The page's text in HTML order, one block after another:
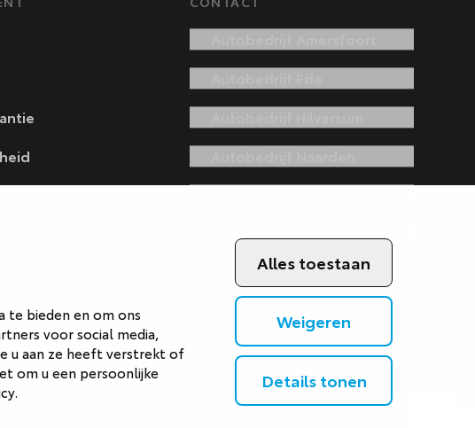
te bieden en om ons
voor social media,
u aan ze heeft verstrekt of
om u een persoonlijke
.
Alles toestaan
Weigeren
Details tonen
Van Gent Schadeherstel